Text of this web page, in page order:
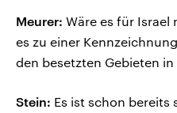
Meurer: Wäre es für
es zu einer
den besetzten Gebieten in
Stein: Es ist schon bereits